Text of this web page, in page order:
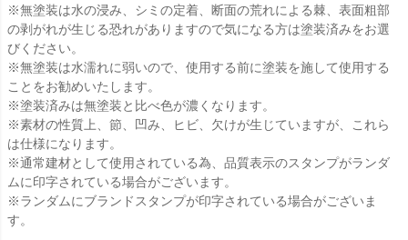
※無塗装は水の浸み、シミの定着、断面の荒れによる棘、表面粗部
の剥がれが生じる恐れがありますので気になる方は塗装済みをお選
びください。
※無塗装は水濡れに弱いので、使用する前に塗装を施して使用する
ことをお勧めいたします。
※塗装済みは無塗装と比べ色が濃くなります。
※素材の性質上、節、凹み、ヒビ、欠けが生じていますが、これら
は仕様になります。
※通常建材として使用されている為、品質表示のスタンプがランダ
ムに印字されている場合がございます。
※ランダムにブランドスタンプが印字されている場合がございま
す。